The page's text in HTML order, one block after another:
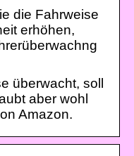
die Fahrweise
erhöhen,
überwacht, soll
aber wohl
Amazon.